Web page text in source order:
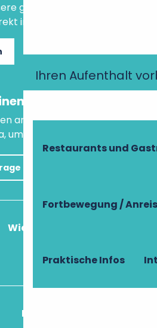
Ihren Aufenthalt
Restaurants und
Fortbewegung /
Praktische Infos
guten Tipps und
in Ihre Mailbox.
Rat?
an unseren virtuellen
um Ihnen zu helfen.
Wie komme ich an?
Im Flugzeug